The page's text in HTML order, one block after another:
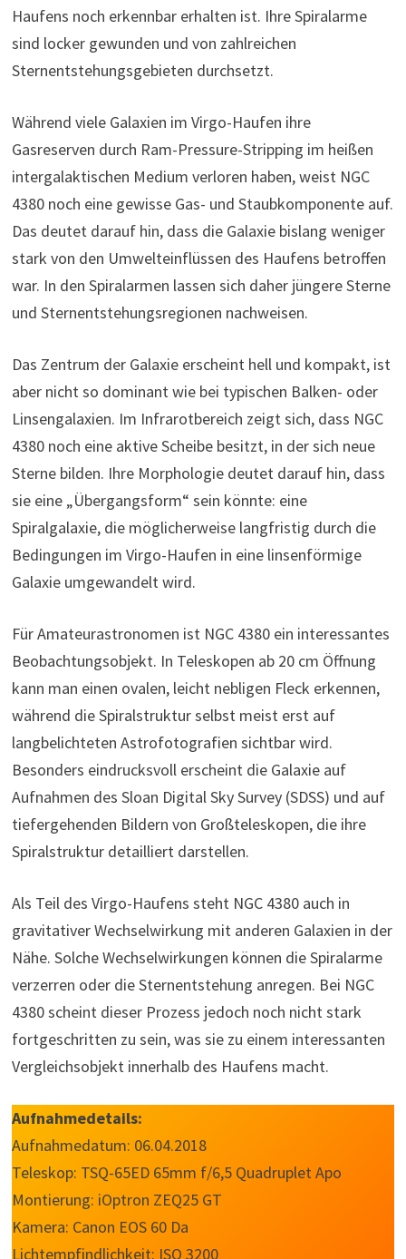
Haufens noch erkennbar erhalten ist. Ihre Spiralarme
sind locker gewunden und von zahlreichen
Sternentstehungsgebieten durchsetzt.
Während viele Galaxien im Virgo-Haufen ihre
Gasreserven durch Ram-Pressure-Stripping im heißen
intergalaktischen Medium verloren haben, weist NGC
4380 noch eine gewisse Gas- und Staubkomponente auf.
Das deutet darauf hin, dass die Galaxie bislang weniger
stark von den Umwelteinflüssen des Haufens betroffen
war. In den Spiralarmen lassen sich daher jüngere Sterne
und Sternentstehungsregionen nachweisen.
Das Zentrum der Galaxie erscheint hell und kompakt, ist
aber nicht so dominant wie bei typischen Balken- oder
Linsengalaxien. Im Infrarotbereich zeigt sich, dass NGC
4380 noch eine aktive Scheibe besitzt, in der sich neue
Sterne bilden. Ihre Morphologie deutet darauf hin, dass
sie eine „Übergangsform“ sein könnte: eine
Spiralgalaxie, die möglicherweise langfristig durch die
Bedingungen im Virgo-Haufen in eine linsenförmige
Galaxie umgewandelt wird.
Für Amateurastronomen ist NGC 4380 ein interessantes
Beobachtungsobjekt. In Teleskopen ab 20 cm Öffnung
kann man einen ovalen, leicht nebligen Fleck erkennen,
während die Spiralstruktur selbst meist erst auf
langbelichteten Astrofotografien sichtbar wird.
Besonders eindrucksvoll erscheint die Galaxie auf
Aufnahmen des Sloan Digital Sky Survey (SDSS) und auf
tiefergehenden Bildern von Großteleskopen, die ihre
Spiralstruktur detailliert darstellen.
Als Teil des Virgo-Haufens steht NGC 4380 auch in
gravitativer Wechselwirkung mit anderen Galaxien in der
Nähe. Solche Wechselwirkungen können die Spiralarme
verzerren oder die Sternentstehung anregen. Bei NGC
4380 scheint dieser Prozess jedoch noch nicht stark
fortgeschritten zu sein, was sie zu einem interessanten
Vergleichsobjekt innerhalb des Haufens macht.
Aufnahmedetails:
Aufnahmedatum: 06.04.2018
Teleskop: TSQ-65ED 65mm f/6,5 Quadruplet Apo
Montierung: iOptron ZEQ25 GT
Kamera: Canon EOS 60 Da
Lichtempfindlichkeit: ISO 3200